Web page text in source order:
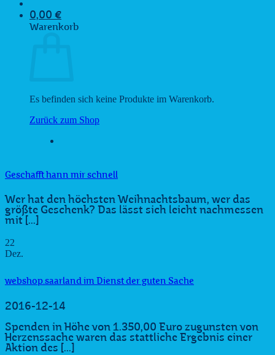
0,00 €
Warenkorb
Es befinden sich keine Produkte im Warenkorb.
Zurück zum Shop
Geschafft hann mir schnell
Wer hat den höchsten Weihnachtsbaum, wer das
größte Geschenk? Das lässt sich leicht nachmessen
mit [...]
22
Dez.
webshop.saarland im Dienst der guten Sache
2016-12-14
Spenden in Höhe von 1.350,00 Euro zugunsten von
Herzenssache waren das stattliche Ergebnis einer
Aktion des [...]